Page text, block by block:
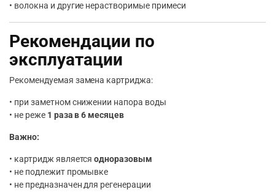
• волокна и другие нерастворимые примеси
Рекомендации по
эксплуатации
Рекомендуемая замена картриджа:
• при заметном снижении напора воды
• не реже 1 раза в 6 месяцев
Важно:
• картридж являетсяодноразовым
• не подлежит промывке
• не предназначен для регенерации